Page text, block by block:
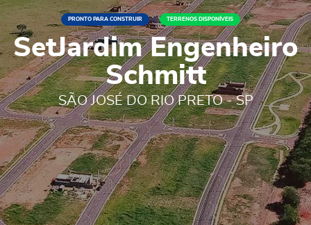
PRONTO PARA CONSTRUIR TERRENOS DISPONÍVEIS
SetJardim Engenheiro
Schmitt
SÃO JOSÉ DO RIO PRETO - SP